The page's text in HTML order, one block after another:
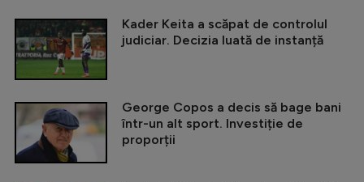
Kader Keita a scăpat de controlul
judiciar. Decizia luată de instanță
George Copos a decis să bage bani
într-un alt sport. Investiție de
proporții